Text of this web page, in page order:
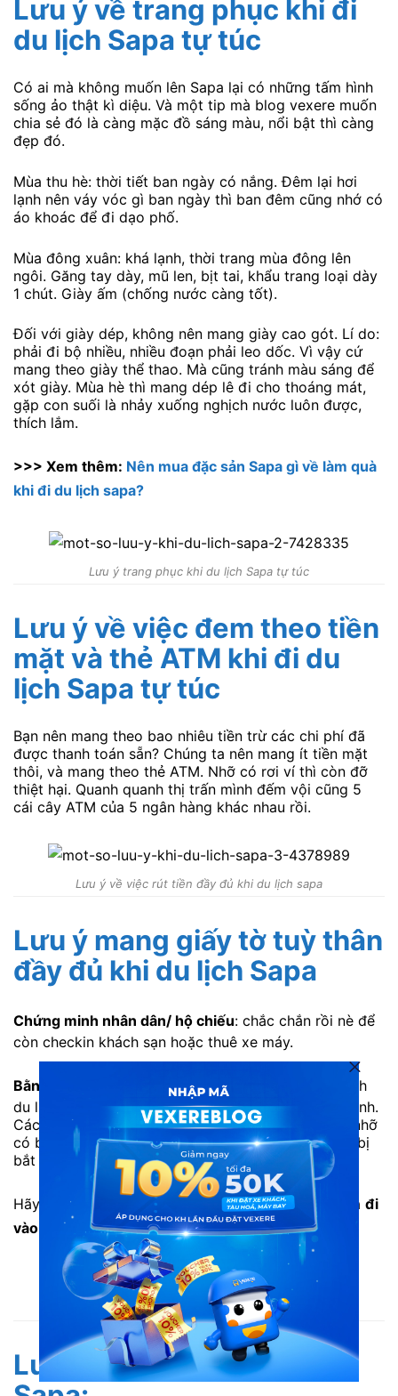
Lưu ý về trang phục khi đi
du lịch Sapa tự túc
Có ai mà không muốn lên Sapa lại có những tấm hình
sống ảo thật kì diệu. Và một tip mà blog vexere muốn
chia sẻ đó là càng mặc đồ sáng màu, nổi bật thì càng
đẹp đó.
Mùa thu hè: thời tiết ban ngày có nắng. Đêm lại hơi
lạnh nên váy vóc gì ban ngày thì ban đêm cũng nhớ có
áo khoác để đi dạo phố.
Mùa đông xuân: khá lạnh, thời trang mùa đông lên
ngôi. Găng tay dày, mũ len, bịt tai, khẩu trang loại dày
1 chút. Giày ấm (chống nước càng tốt).
Đối với giày dép, không nên mang giày cao gót. Lí do:
phải đi bộ nhiều, nhiều đoạn phải leo dốc. Vì vậy cứ
mang theo giày thể thao. Mà cũng tránh màu sáng để
xót giày. Mùa hè thì mang dép lê đi cho thoáng mát,
gặp con suối là nhảy xuống nghịch nước luôn được,
thích lắm.
>>> Xem thêm: Nên mua đặc sản Sapa gì về làm quà
khi đi du lịch sapa?
Lưu ý trang phục khi du lịch Sapa tự túc
Lưu ý về việc đem theo tiền
mặt và thẻ ATM khi đi du
lịch Sapa tự túc
Bạn nên mang theo bao nhiêu tiền trừ các chi phí đã
được thanh toán sẵn? Chúng ta nên mang ít tiền mặt
thôi, và mang theo thẻ ATM. Nhỡ có rơi ví thì còn đỡ
thiệt hại. Quanh quanh thị trấn mình đếm vội cũng 5
cái cây ATM của 5 ngân hàng khác nhau rồi.
Lưu ý về việc rút tiền đầy đủ khi du lịch sapa
Lưu ý mang giấy tờ tuỳ thân
đầy đủ khi du lịch Sapa
Chứng minh nhân dân/ hộ chiếu: chắc chắn rồi nè để
còn checkin khách sạn hoặc thuê xe máy.
Bằng lái xe máy
: Công an Sapa rất hay bắt lỗi khách
du lịch. Lại con hay lái xe đi vòng vòng sau lưng mình.
Các bạn cứ mang đầy đủ bằng lái xe đi cho mình, nhỡ
có bị phạt còn đỡ tiền. Giấy tờ xe thì không lo, khi bị
bắt cứ gọi cho chủ xe, họ sẽ mang giấy tờ đến.
Hãy tránh các lỗi không xin nhan,không đội mũ và đi
vào đường ngược chiều.
Lưu ý mang giấy tờ tuỳ thân đầy đủ khi đi Sapa
Lưu ý về lịch trình khi đi